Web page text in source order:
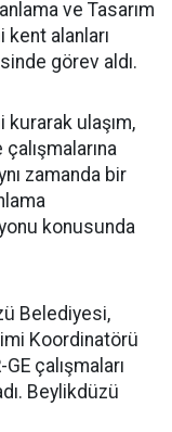
ve Tasarım
kent alanları
görev aldı.
kurarak ulaşım,
zamanda bir
konusunda
Belediyesi,
Koordinatörü
çalışmaları
Beylikdüzü